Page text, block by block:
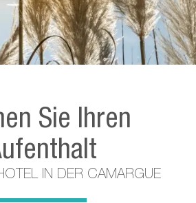
Sie Ihren
IN DER CAMARGUE